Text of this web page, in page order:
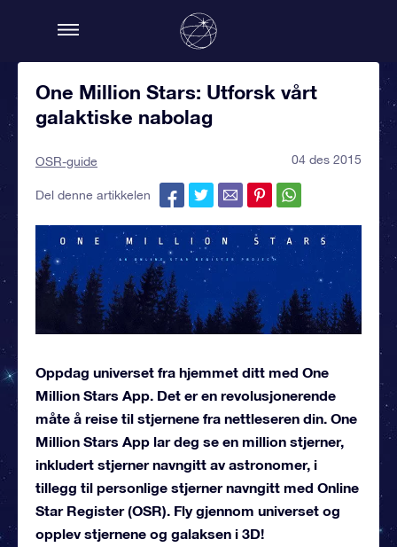
One Million Stars: Utforsk vårt
galaktiske nabolag
OSR-guide 04 des 2015
Del denne artikkelen
Oppdag universet fra hjemmet ditt med One
Million Stars App. Det er en revolusjonerende
måte å reise til stjernene fra nettleseren din. One
Million Stars App lar deg se en million stjerner,
inkludert stjerner navngitt av astronomer, i
tillegg til personlige stjerner navngitt med Online
Star Register (OSR). Fly gjennom universet og
opplev stjernene og galaksen i 3D!